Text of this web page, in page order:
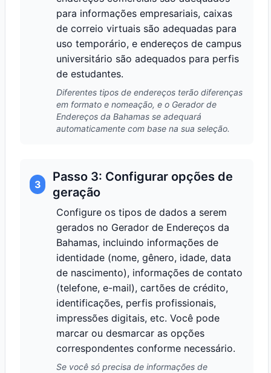
para informações empresariais, caixas
de correio virtuais são adequadas para
uso temporário, e endereços de campus
universitário são adequados para perfis
de estudantes.
Diferentes tipos de endereços terão diferenças
em formato e nomeação, e o Gerador de
Endereços da Bahamas se adequará
automaticamente com base na sua seleção.
3
Passo 3: Configurar opções de
geração
Configure os tipos de dados a serem
gerados no Gerador de Endereços da
Bahamas, incluindo informações de
identidade (nome, gênero, idade, data
de nascimento), informações de contato
(telefone, e-mail), cartões de crédito,
identificações, perfis profissionais,
impressões digitais, etc. Você pode
marcar ou desmarcar as opções
correspondentes conforme necessário.
Se você só precisa de informações de